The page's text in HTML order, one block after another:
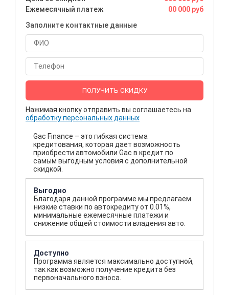
Ежемесячный платеж
00 000 руб
Заполните контактные данные
ПОЛУЧИТЬ СКИДКУ
Нажимая кнопку отправить вы соглашаетесь на
обработку персональных данных
Gac Finance – это гибкая система
кредитования, которая дает возможность
приобрести автомобили Gac в кредит по
самым выгодным условия с дополнительной
скидкой.
Выгодно
Благодаря данной программе мы предлагаем
низкие ставки по автокредиту от 0.01%,
минимальные ежемесячные платежи и
снижение общей стоимости владения авто.
Доступно
Программа является максимально доступной,
так как возможно получение кредита без
первоначального взноса.